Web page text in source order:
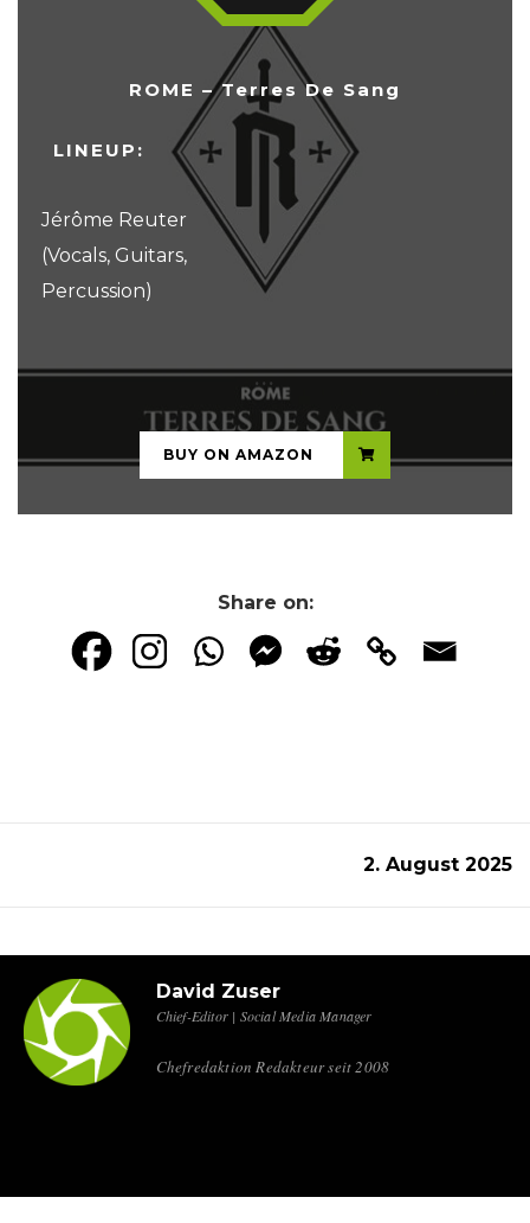
ROME – Terres De Sang
LINEUP:
Jérôme Reuter
(Vocals, Guitars,
Percussion)
...
BUY ON AMAZON
Share on:
2. August 2025
David Zuser
Chief-Editor | Social Media Manager
Chefredaktion Redakteur seit 2008